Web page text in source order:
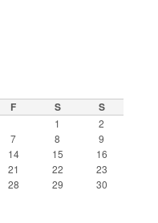
F S S
1
2
7 8
9
14 15
16
21 22
23
28 29
30